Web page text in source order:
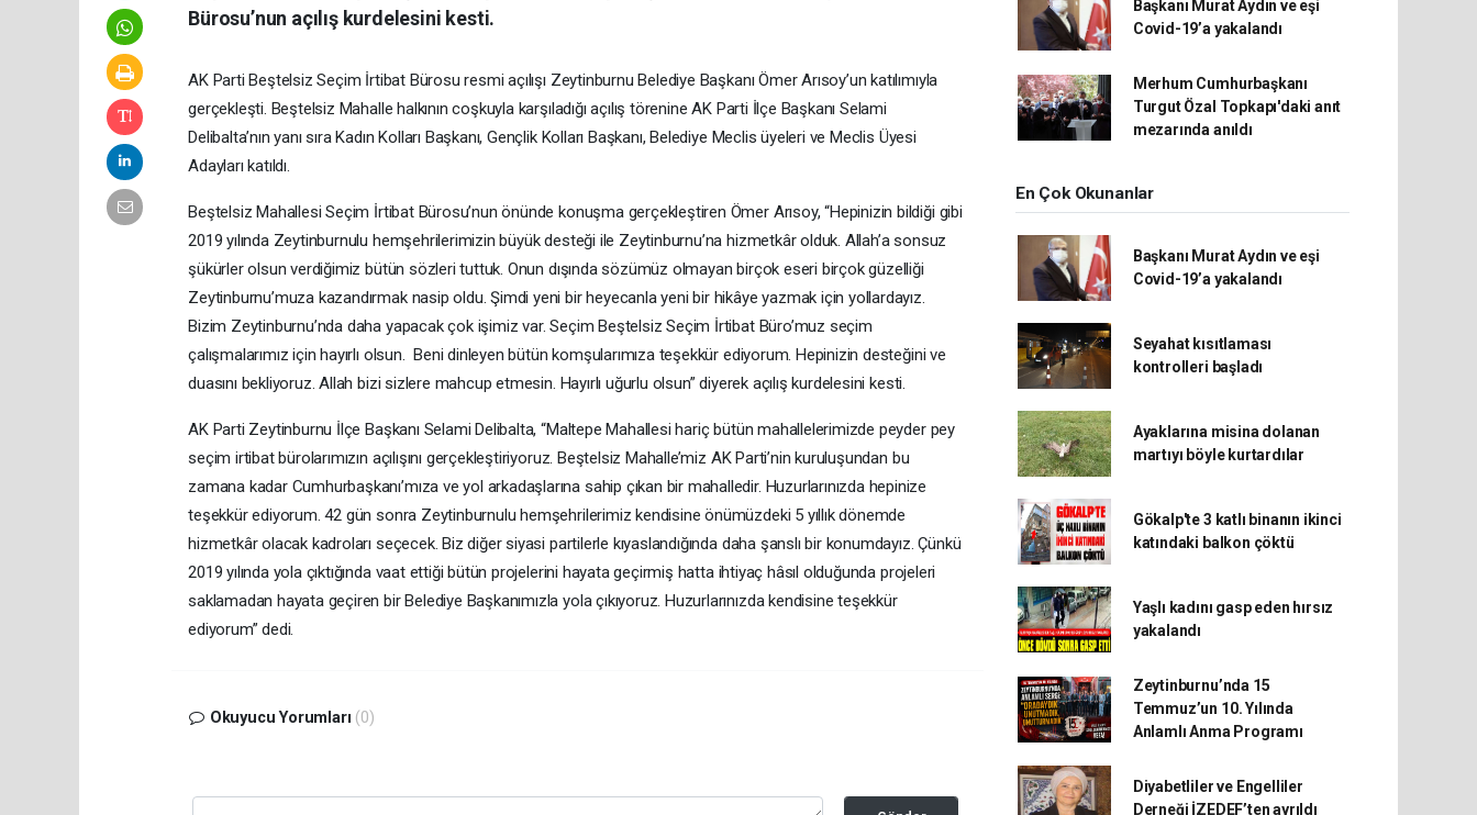
Bürosu’nun açılış kurdelesini kesti.
AK Parti Beştelsiz Seçim İrtibat Bürosu resmi açılışı Zeytinburnu Belediye Başkanı Ömer Arısoy’un katılımıyla
gerçekleşti. Beştelsiz Mahalle halkının coşkuyla karşıladığı açılış törenine AK Parti İlçe Başkanı Selami
Delibalta’nın yanı sıra Kadın Kolları Başkanı, Gençlik Kolları Başkanı, Belediye Meclis üyeleri ve Meclis Üyesi
Adayları katıldı.
Beştelsiz Mahallesi Seçim İrtibat Bürosu’nun önünde konuşma gerçekleştiren Ömer Arısoy, “Hepinizin bildiği gibi
2019 yılında Zeytinburnulu hemşehrilerimizin büyük desteği ile Zeytinburnu’na hizmetkâr olduk. Allah’a sonsuz
şükürler olsun verdiğimiz bütün sözleri tuttuk. Onun dışında sözümüz olmayan birçok eseri birçok güzelliği
Zeytinburnu’muza kazandırmak nasip oldu. Şimdi yeni bir heyecanla yeni bir hikâye yazmak için yollardayız.
Bizim Zeytinburnu’nda daha yapacak çok işimiz var. Seçim Beştelsiz Seçim İrtibat Büro’muz seçim
çalışmalarımız için hayırlı olsun. Beni dinleyen bütün komşularımıza teşekkür ediyorum. Hepinizin desteğini ve
duasını bekliyoruz. Allah bizi sizlere mahcup etmesin. Hayırlı uğurlu olsun” diyerek açılış kurdelesini kesti.
AK Parti Zeytinburnu İlçe Başkanı Selami Delibalta, “Maltepe Mahallesi hariç bütün mahallelerimizde peyder pey
seçim irtibat bürolarımızın açılışını gerçekleştiriyoruz. Beştelsiz Mahalle’miz AK Parti’nin kuruluşundan bu
zamana kadar Cumhurbaşkanı’mıza ve yol arkadaşlarına sahip çıkan bir mahalledir. Huzurlarınızda hepinize
teşekkür ediyorum. 42 gün sonra Zeytinburnulu hemşehrilerimiz kendisine önümüzdeki 5 yıllık dönemde
hizmetkâr olacak kadroları seçecek. Biz diğer siyasi partilerle kıyaslandığında daha şanslı bir konumdayız. Çünkü
2019 yılında yola çıktığında vaat ettiği bütün projelerini hayata geçirmiş hatta ihtiyaç hâsıl olduğunda projeleri
saklamadan hayata geçiren bir Belediye Başkanımızla yola çıkıyoruz. Huzurlarınızda kendisine teşekkür
ediyorum” dedi.
Okuyucu Yorumları (0)
Başkanı Murat Aydın ve eşi
Covid-19’a yakalandı
Merhum Cumhurbaşkanı
Turgut Özal Topkapı'daki anıt
mezarında anıldı
En Çok Okunanlar
Başkanı Murat Aydın ve eşi
Covid-19’a yakalandı
Seyahat kısıtlaması
kontrolleri başladı
Ayaklarına misina dolanan
martıyı böyle kurtardılar
Gökalp'te 3 katlı binanın ikinci
katındaki balkon çöktü
Yaşlı kadını gasp eden hırsız
yakalandı
Zeytinburnu’nda 15
Temmuz’un 10. Yılında
Anlamlı Anma Programı
Diyabetliler ve Engelliler
Derneği İZEDEF’ten ayrıldı